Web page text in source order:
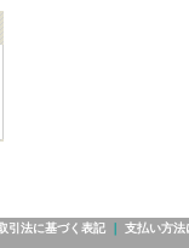
引法に基づく表記｜ 支払い方法